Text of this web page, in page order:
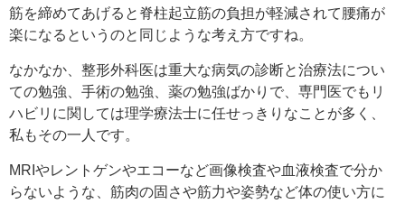
筋を締めてあげると脊柱起立筋の負担が軽減されて腰痛が
楽になるというのと同じような考え方ですね。
なかなか、整形外科医は重大な病気の診断と治療法につい
ての勉強、手術の勉強、薬の勉強ばかりで、専門医でもリ
ハビリに関しては理学療法士に任せっきりなことが多く、
私もその一人です。
MRIやレントゲンやエコーなど画像検査や血液検査で分か
らないような、筋肉の固さや筋力や姿勢など体の使い方に